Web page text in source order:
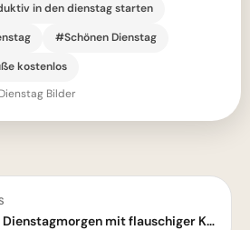
in den dienstag starten
#Schönen Dienstag
kostenlos
Bilder
Gemütlicher Dienstagmorgen mit flauschiger Katze – Dein Gruß zum Teilen